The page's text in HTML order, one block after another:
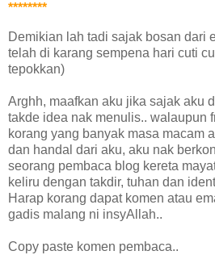
********
Demikian lah tadi sajak bosan dari
telah di karang sempena hari cuti
tepokkan)
Arghh, maafkan aku jika sajak aku
takde idea nak menulis.. walaupun
korang yang banyak masa macam
dan handal dari aku, aku nak
seorang pembaca blog kereta
keliru dengan takdir, tuhan dan
Harap korang dapat komen atau
gadis malang ni insyAllah..
Copy paste komen pembaca..